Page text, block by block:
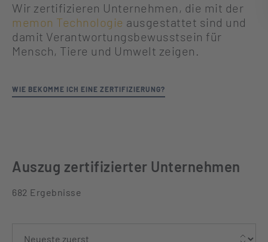
Wir zertifizieren Unternehmen, die mit der
memon Technologie ausgestattet sind und
damit Verantwortungsbewusstsein für
Mensch, Tiere und Umwelt zeigen.
WIE BEKOMME ICH EINE ZERTIFIZIERUNG?
Auszug zertifizierter Unternehmen
682 Ergebnisse